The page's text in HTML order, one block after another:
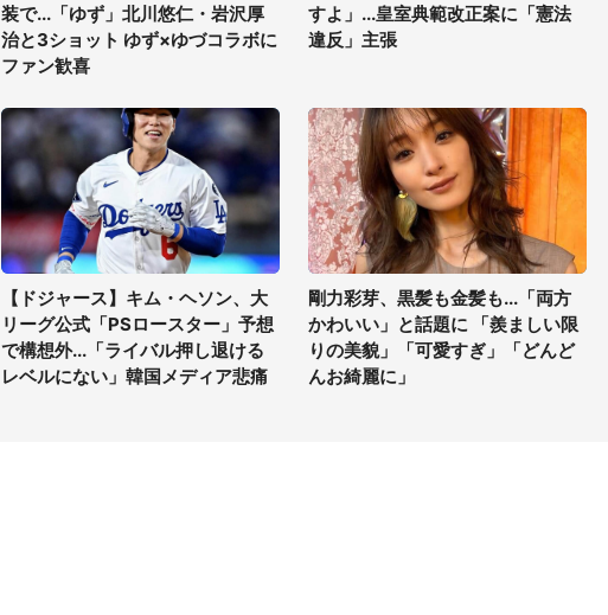
装で...「ゆず」北川悠仁・岩沢厚
治と3ショット ゆず×ゆづコラボに
ファン歓喜
すよ」...皇室典範改正案に「憲法
違反」主張
【ドジャース】キム・ヘソン、大
リーグ公式「PSロースター」予想
で構想外...「ライバル押し退ける
レベルにない」韓国メディア悲痛
剛力彩芽、黒髪も金髪も...「両方
かわいい」と話題に 「羨ましい限
りの美貌」「可愛すぎ」「どんど
んお綺麗に」